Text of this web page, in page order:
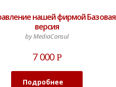
нашей фирмой Базовая
версия
by MediaConsul
7 000Р
Подробнее